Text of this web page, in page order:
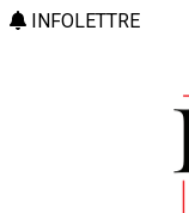
INFOLETTRE